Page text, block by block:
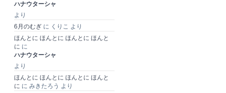
ハナウターシャ
より
6月のむぎ に くりこ より
ほんとに ほんとに ほんとに ほんと
に に
ハナウターシャ
より
ほんとに ほんとに ほんとに ほんと
に に みきたろう より